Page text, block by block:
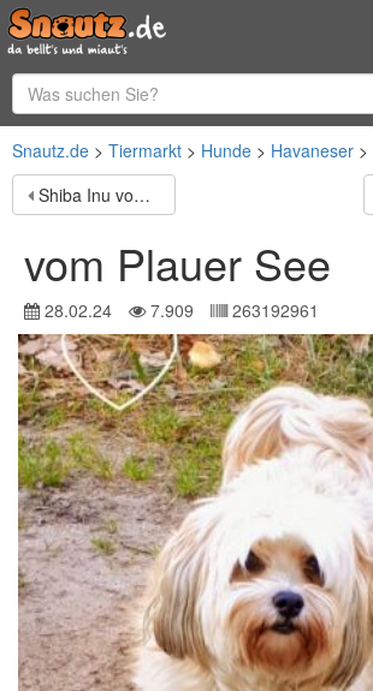
Snautz.de Tiermarkt Hunde Havaneser
Shiba Inu von Bad Waldsee
vom Plauer See
28.02.24 7.909 263192961